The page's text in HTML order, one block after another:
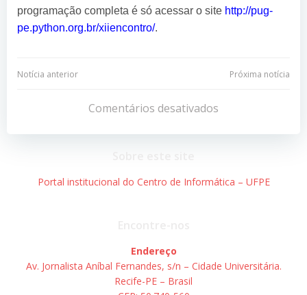
programação completa é só acessar o site http://pug-
pe.python.org.br/xiiencontro/.
Navegação
Post
Notícia anterior
Navegação
de
Post
Próxima notícia
Comentários desativados
Portal institucional do Centro de Informática – UFPE
Endereço
Av. Jornalista Aníbal Fernandes, s/n – Cidade Universitária.
Recife-PE – Brasil